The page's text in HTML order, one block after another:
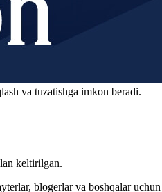
va tuzatishga imkon beradi.
keltirilgan.
blogerlar va boshqalar